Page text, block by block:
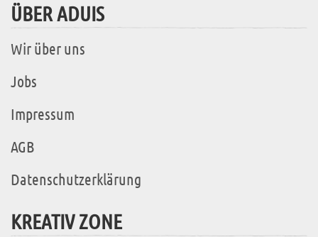
ÜBER ADUIS
Wir über uns
Jobs
Impressum
AGB
Datenschutzerklärung
KREATIV ZONE